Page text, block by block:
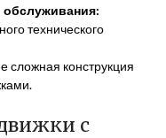
обслуживания:
технического
сложная конструкция
с